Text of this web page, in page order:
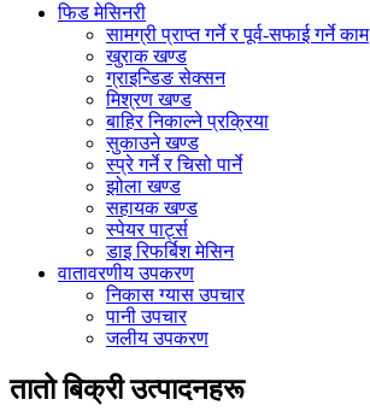
फिड मेसिनरी
सामग्री प्राप्त गर्ने र पूर्व-सफाई गर्ने काम
खुराक खण्ड
ग्राइन्डिङ सेक्सन
मिश्रण खण्ड
बाहिर निकाल्ने प्रक्रिया
सुकाउने खण्ड
स्प्रे गर्ने र चिसो पार्ने
झोला खण्ड
सहायक खण्ड
स्पेयर पार्ट्स
डाइ रिफर्बिश मेसिन
वातावरणीय उपकरण
निकास ग्यास उपचार
पानी उपचार
जलीय उपकरण
तातो बिक्री उत्पादनहरू